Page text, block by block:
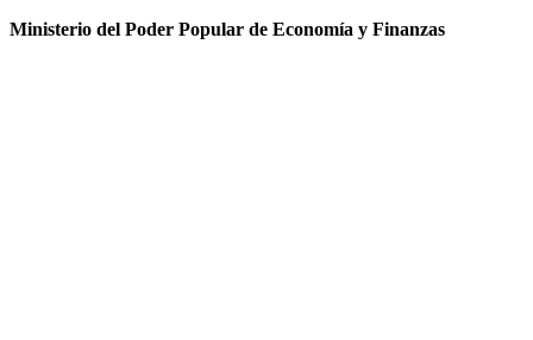
Ministerio del Poder Popular de Economía y Finanzas